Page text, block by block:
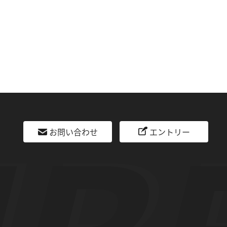
お問い合わせ エントリー